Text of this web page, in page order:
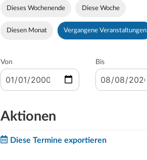
Dieses Wochenende Diese Woche
Diesen Monat Vergangene Veranstaltungen
Von Bis
Aktionen
Diese Termine exportieren